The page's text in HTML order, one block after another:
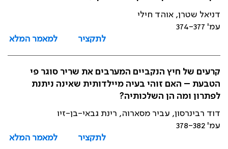
דניאל שטרן, אוהד חילי
עמ' 374-377
לתקציר
למאמר המלא
קרעים של חיץ הנקביים המערבים את שריר סוגר פי
הטבעת – האם זוהי בעיה מיילדותית שאינה ניתנת
לפתרון ומה הן השלכותיה?
דוד רבינרסון, עביר מסארוה, רינת גבאי-בן-זיו
עמ' 378-382
לתקציר
למאמר המלא